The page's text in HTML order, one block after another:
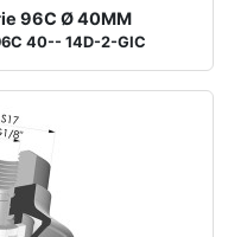
96C Ø 40MM
40-- 14D-2-GIC